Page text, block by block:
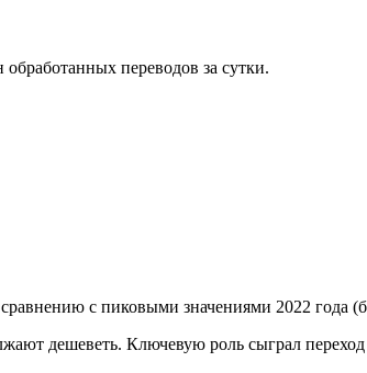
переводов за сутки.
с пиковыми значениями 2022 года
дешеветь. Ключевую роль сыграл